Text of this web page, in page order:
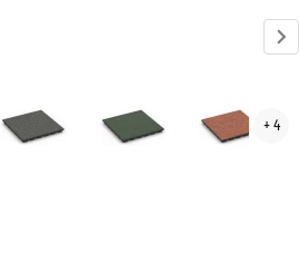
Donkergrijs
graniet
gazon
+ 4